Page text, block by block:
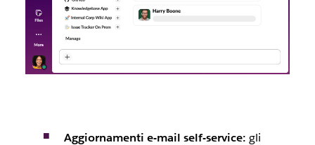
Aggiornamenti e-mail self-service: gli